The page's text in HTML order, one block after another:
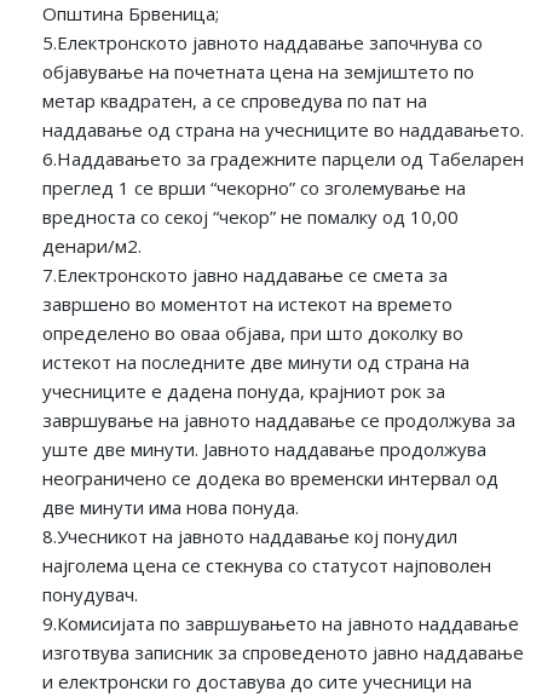
Општина Брвеница;
5.Електронското јавното наддавање започнува со
објавување на почетната цена на земјиштето по
метар квадратен, а се спроведува по пат на
наддавање од страна на учесниците во наддавањето.
6.Наддавањето за градежните парцели од Табеларен
преглед 1 се врши “чекорно” со зголемување на
вредноста со секој “чекор” не помалку од 10,00
денари/м2.
7.Електронското јавно наддавање се смета за
завршено во моментот на истекот на времето
определено во оваа објава, при што доколку во
истекот на последните две минути од страна на
учесниците е дадена понуда, крајниот рок за
завршување на јавното наддавање се продолжува за
уште две минути. Јавното наддавање продолжува
неограничено се додека во временски интервал од
две минути има нова понуда.
8.Учесникот на јавното наддавање кој понудил
најголема цена се стекнува со статусот најповолен
понудувач.
9.Комисијата по завршувањето на јавното наддавање
изготвува записник за спроведеното јавно наддавање
и електронски го доставува до сите учесници на